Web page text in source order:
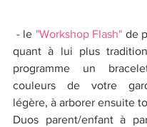
- le "Workshop Flash" de
quant à lui plus
programme un
couleurs de votre
légère, à arborer ensuite
Duos parent/enfant à